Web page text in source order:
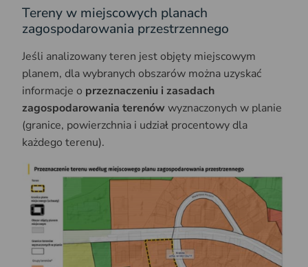
Tereny w miejscowych planach
zagospodarowania przestrzennego
Jeśli analizowany teren jest objęty miejscowym
planem, dla wybranych obszarów można uzyskać
informacje o przeznaczeniu i zasadach
zagospodarowania terenówwyznaczonych w planie
(granice, powierzchnia i udział procentowy dla
każdego terenu).